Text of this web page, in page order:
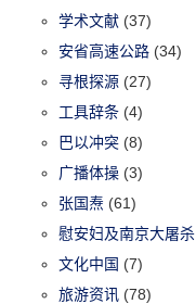
学术文献 (37)
安省高速公路 (34)
寻根探源 (27)
工具辞条 (4)
巴以冲突 (8)
广播体操 (3)
张国焘 (61)
慰安妇及南京大屠杀
文化中国 (7)
旅游资讯 (78)